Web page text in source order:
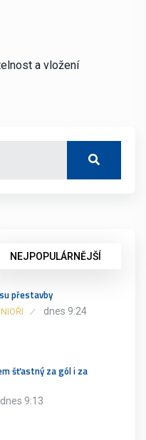
a vložení
NEJPOPULÁRNĚJŠÍ
přestavby
dnes 9:24
šťastný za gól i za
dnes 9:13